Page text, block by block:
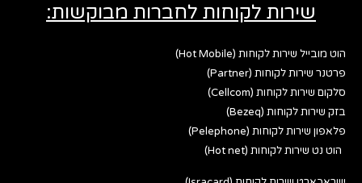
שירות לקוחות לחברות מבוקשות:
הוט מובייל שירות לקוחות (Hot Mobile)
פרטנר שירות לקוחות (Partner)
סלקום שירות לקוחות (Cellcom)
בזק שירות לקוחות (Bezeq)
פלאפון שירות לקוחות (Pelephone)
הוט נט שירות לקוחות (Hot net)